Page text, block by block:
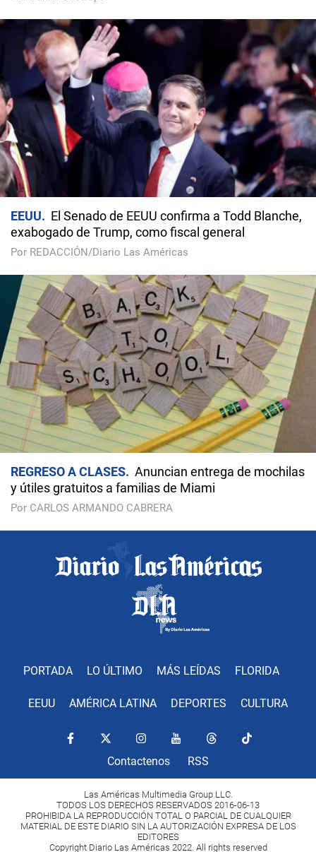
EEUU
El Senado de EEUU confirma a Todd Blanche,
exabogado de Trump, como fiscal general
Por REDACCIÓN/Diario Las Américas
REGRESO A CLASES
Anuncian entrega de mochilas
y útiles gratuitos a familias de Miami
Por CARLOS ARMANDO CABRERA
PORTADA LO ÚLTIMO MÁS LEÍDAS FLORIDA
EEUU AMÉRICA LATINA DEPORTES CULTURA
Contactenos RSS
Las Américas Multimedia Group LLC.
TODOS LOS DERECHOS RESERVADOS 2016-06-13
PROHIBIDA LA REPRODUCCIÓN TOTAL O PARCIAL DE CUALQUIER
MATERIAL DE ESTE DIARIO SIN LA AUTORIZACIÓN EXPRESA DE LOS
EDITORES
Copyright Diario Las Américas 2022. All rights reserved